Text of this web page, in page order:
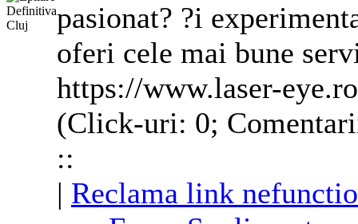
pasionat? ?i
oferi cele mai bune
https://www.laser-eye.ro
(Click-uri: 0;
::
| Reclama link